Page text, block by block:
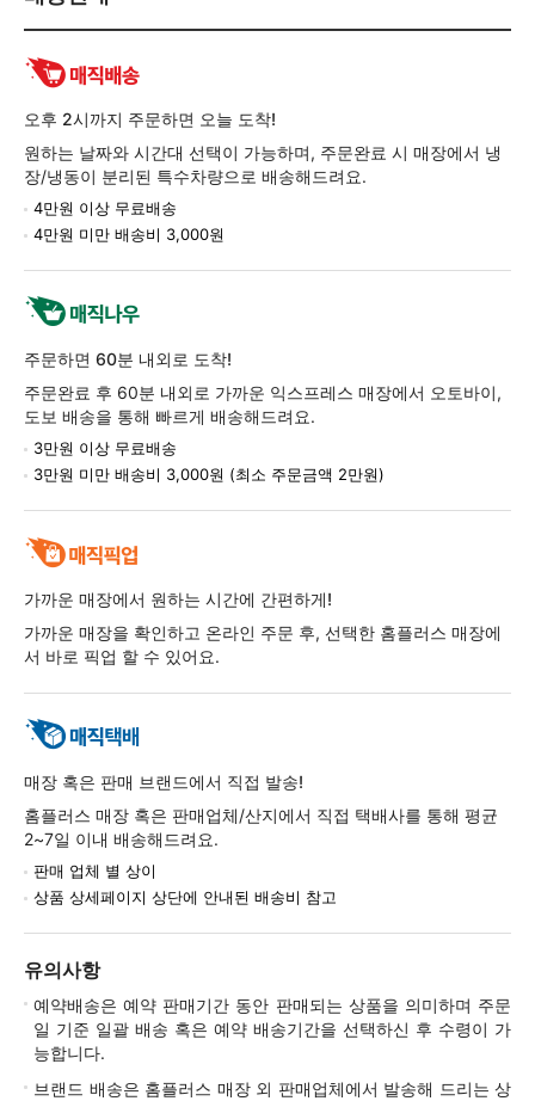
환/
품
보
오후 2시까지 주문하면 오늘 도착!
원하는 날짜와 시간대 선택이 가능하며, 주문완료 시 매장에서 냉
장/냉동이 분리된 특수차량으로 배송해드려요.
4만원 이상 무료배송
4만원 미만 배송비 3,000원
주문하면 60분 내외로 도착!
주문완료 후 60분 내외로 가까운 익스프레스 매장에서 오토바이,
도보 배송을 통해 빠르게 배송해드려요.
3만원 이상 무료배송
3만원 미만 배송비 3,000원 (최소 주문금액 2만원)
가까운 매장에서 원하는 시간에 간편하게!
가까운 매장을 확인하고 온라인 주문 후, 선택한 홈플러스 매장에
서 바로 픽업 할 수 있어요.
매장 혹은 판매 브랜드에서 직접 발송!
홈플러스 매장 혹은 판매업체/산지에서 직접 택배사를 통해 평균
2~7일 이내 배송해드려요.
판매 업체 별 상이
상품 상세페이지 상단에 안내된 배송비 참고
유의사항
예약배송은 예약 판매기간 동안 판매되는 상품을 의미하며 주문
일 기준 일괄 배송 혹은 예약 배송기간을 선택하신 후 수령이 가
능합니다.
브랜드 배송은 홈플러스 매장 외 판매업체에서 발송해 드리는 상